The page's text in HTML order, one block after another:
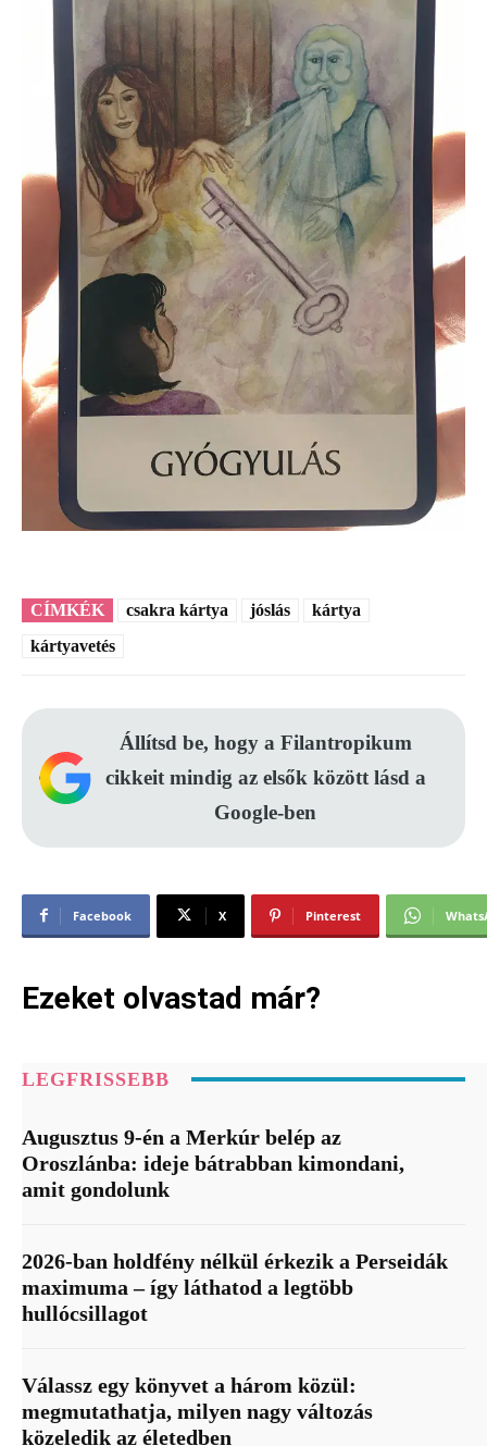
CÍMKÉK csakra kártya jóslás
kártya
kártyavetés
Állítsd be, hogy a Filantropikum
cikkeit mindig az elsők között lásd a
Google-ben
Facebook X Pinterest
Ezeket olvastad már?
LEGFRISSEBB
Augusztus 9-én a Merkúr belép az
Oroszlánba: ideje bátrabban kimondani,
amit gondolunk
2026-ban holdfény nélkül érkezik a Perseidák
maximuma – így láthatod a legtöbb
hullócsillagot
Válassz egy könyvet a három közül:
megmutathatja, milyen nagy változás
közeledik az életedben